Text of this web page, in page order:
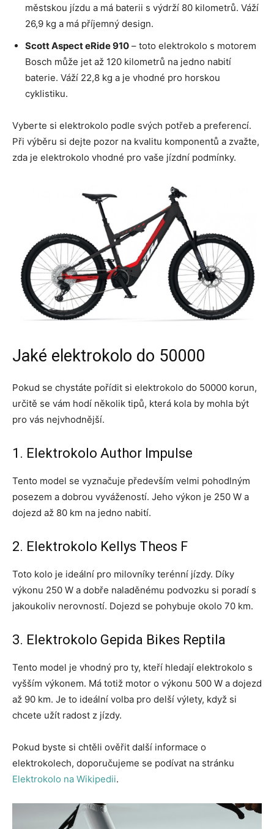
městskou jízdu a má baterii s výdrží 80 kilometrů. Váží
26,9 kg a má příjemný design.
Scott Aspect eRide 910 – toto elektrokolo s motorem
Bosch může jet až 120 kilometrů na jedno nabití
baterie. Váží 22,8 kg a je vhodné pro horskou
cyklistiku.
Vyberte si elektrokolo podle svých potřeb a preferencí.
Při výběru si dejte pozor na kvalitu komponentů a zvažte,
zda je elektrokolo vhodné pro vaše jízdní podmínky.
Jaké elektrokolo do 50000
Pokud se chystáte pořídit si elektrokolo do 50000 korun,
určitě se vám hodí několik tipů, která kola by mohla být
pro vás nejvhodnější.
1. Elektrokolo Author Impulse
Tento model se vyznačuje především velmi pohodlným
posezem a dobrou vyvážeností. Jeho výkon je 250 W a
dojezd až 80 km na jedno nabití.
2. Elektrokolo Kellys Theos F
Toto kolo je ideální pro milovníky terénní jízdy. Díky
výkonu 250 W a dobře naladěnému podvozku si poradí s
jakoukoliv nerovností. Dojezd se pohybuje okolo 70 km.
3. Elektrokolo Gepida Bikes Reptila
Tento model je vhodný pro ty, kteří hledají elektrokolo s
vyšším výkonem. Má totiž motor o výkonu 500 W a dojezd
až 90 km. Je to ideální volba pro delší výlety, když si
chcete užít radost z jízdy.
Pokud byste si chtěli ověřit další informace o
elektrokolech, doporučujeme se podívat na stránku
Elektrokolo na Wikipedii.